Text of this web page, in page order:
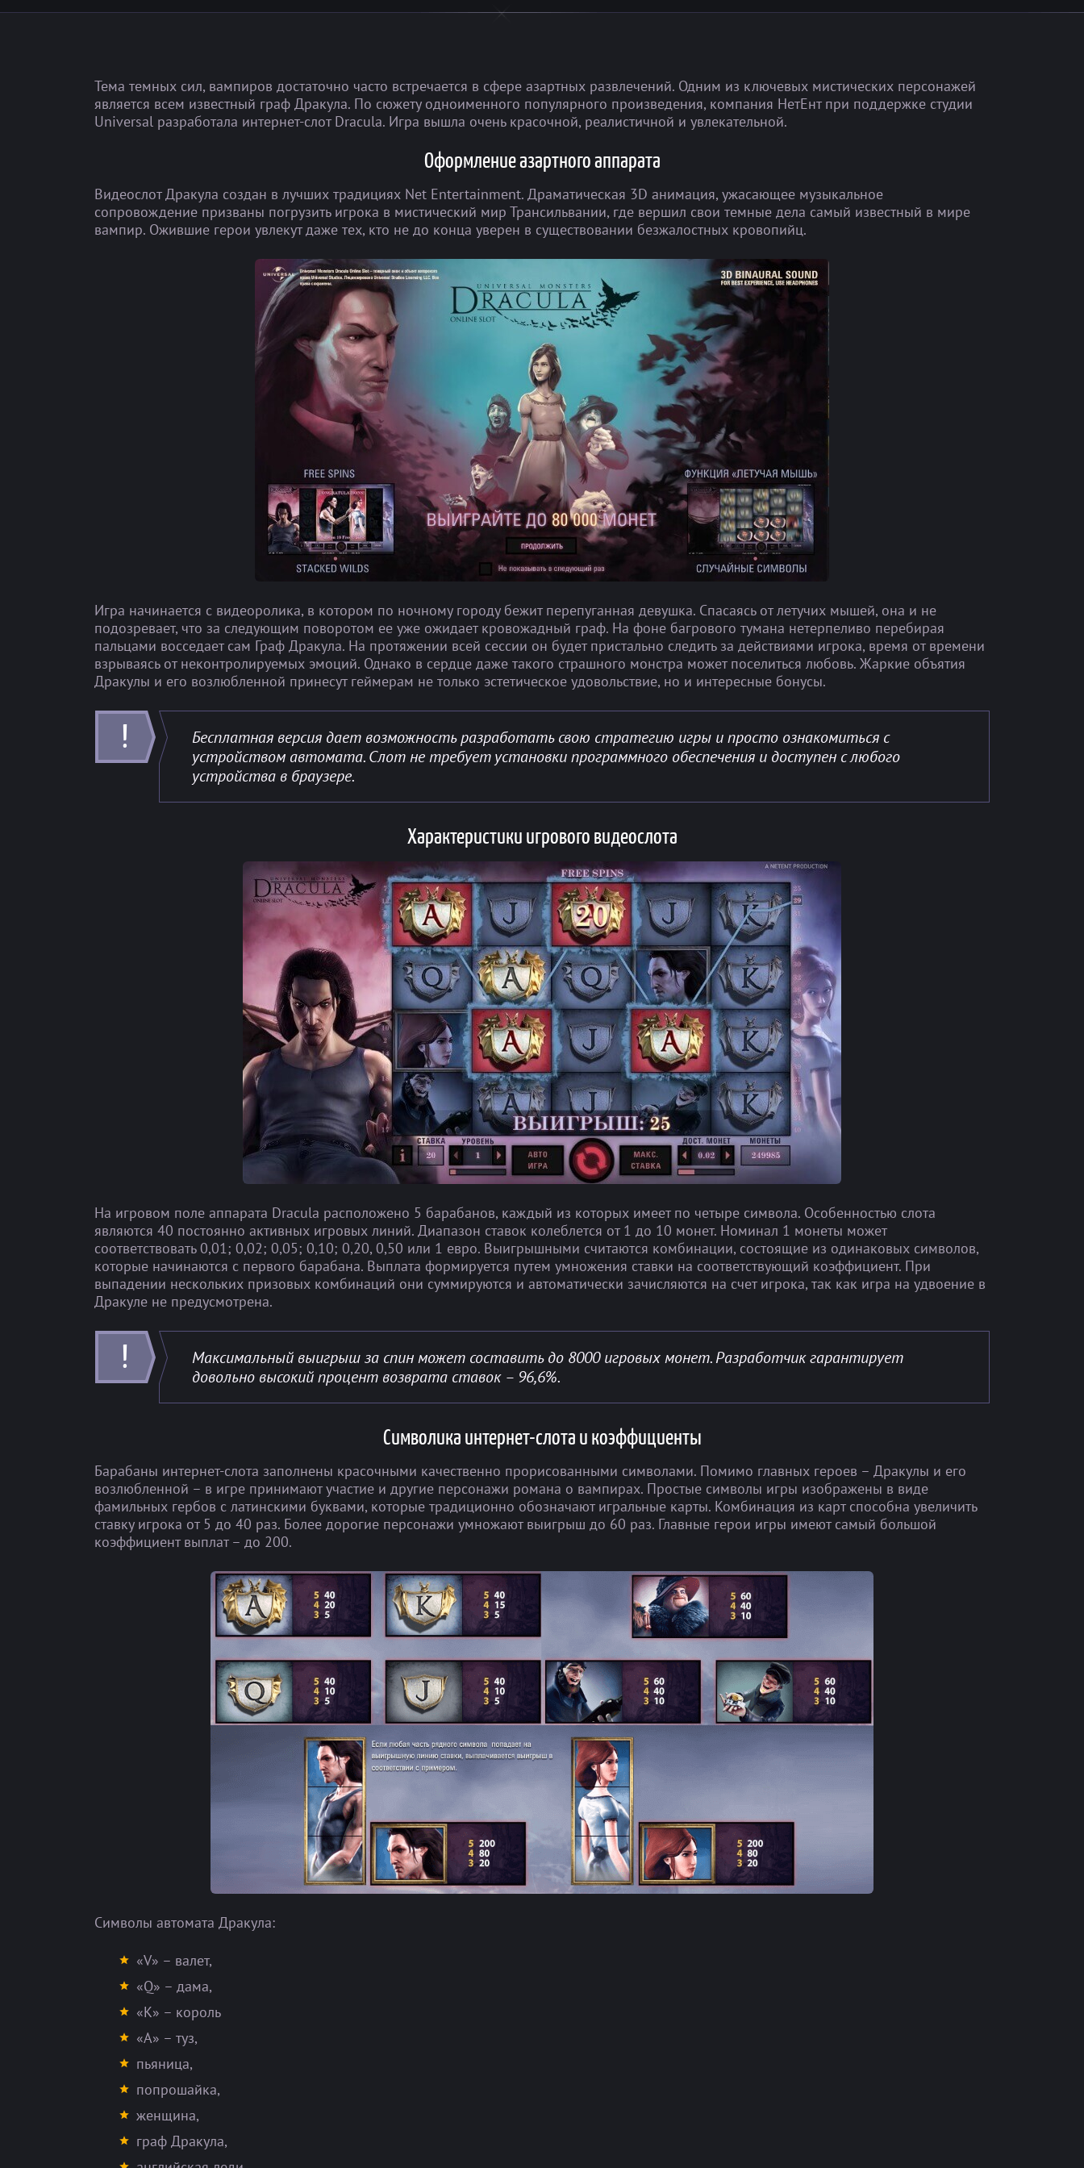
Мультипликатор
Нет
Тема темных сил, вампиров достаточно часто встречается в сфере азартных развлечений. Одним из ключевых мистических персонажей
является всем известный граф Дракула. По сюжету одноименного популярного произведения, компания НетЕнт при поддержке студии
Universal разработала интернет-слот Dracula. Игра вышла очень красочной, реалистичной и увлекательной.
Оформление азартного аппарата
Видеослот Дракула создан в лучших традициях Net Entertainment. Драматическая 3D анимация, ужасающее музыкальное
сопровождение призваны погрузить игрока в мистический мир Трансильвании, где вершил свои темные дела самый известный в мире
вампир. Ожившие герои увлекут даже тех, кто не до конца уверен в существовании безжалостных кровопийц.
Игра начинается с видеоролика, в котором по ночному городу бежит перепуганная девушка. Спасаясь от летучих мышей, она и не
подозревает, что за следующим поворотом ее уже ожидает кровожадный граф. На фоне багрового тумана нетерпеливо перебирая
пальцами восседает сам Граф Дракула. На протяжении всей сессии он будет пристально следить за действиями игрока, время от времени
взрываясь от неконтролируемых эмоций. Однако в сердце даже такого страшного монстра может поселиться любовь. Жаркие объятия
Дракулы и его возлюбленной принесут геймерам не только эстетическое удовольствие, но и интересные бонусы.
Бесплатная версия дает возможность разработать свою стратегию игры и просто ознакомиться с
устройством автомата. Слот не требует установки программного обеспечения и доступен с любого
устройства в браузере.
Характеристики игрового видеослота
На игровом поле аппарата Dracula расположено 5 барабанов, каждый из которых имеет по четыре символа. Особенностью слота
являются 40 постоянно активных игровых линий. Диапазон ставок колеблется от 1 до 10 монет. Номинал 1 монеты может
соответствовать 0,01; 0,02; 0,05; 0,10; 0,20, 0,50 или 1 евро. Выигрышными считаются комбинации, состоящие из одинаковых символов,
которые начинаются с первого барабана. Выплата формируется путем умножения ставки на соответствующий коэффициент. При
выпадении нескольких призовых комбинаций они суммируются и автоматически зачисляются на счет игрока, так как игра на удвоение в
Дракуле не предусмотрена.
Максимальный выигрыш за спин может составить до 8000 игровых монет. Разработчик гарантирует
довольно высокий процент возврата ставок – 96,6%.
Символика интернет-слота и коэффициенты
Барабаны интернет-слота заполнены красочными качественно прорисованными символами. Помимо главных героев – Дракулы и его
возлюбленной – в игре принимают участие и другие персонажи романа о вампирах. Простые символы игры изображены в виде
фамильных гербов с латинскими буквами, которые традиционно обозначают игральные карты. Комбинация из карт способна увеличить
ставку игрока от 5 до 40 раз. Более дорогие персонажи умножают выигрыш до 60 раз. Главные герои игры имеют самый большой
коэффициент выплат – до 200.
Символы автомата Дракула:
«V» – валет,
«Q» – дама,
«K» – король
«А» – туз,
пьяница,
попрошайка,
женщина,
граф Дракула,